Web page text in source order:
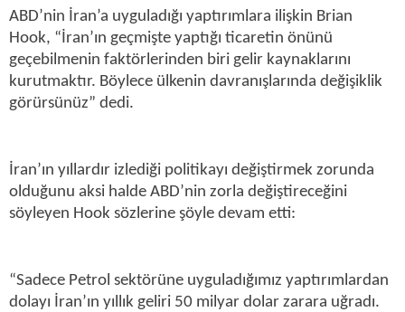
ABD’nin İran’a uyguladığı yaptırımlara ilişkin Brian
Hook, “İran’ın geçmişte yaptığı ticaretin önünü
geçebilmenin faktörlerinden biri gelir kaynaklarını
kurutmaktır. Böylece ülkenin davranışlarında değişiklik
görürsünüz” dedi.
İran’ın yıllardır izlediği politikayı değiştirmek zorunda
olduğunu aksi halde ABD’nin zorla değiştireceğini
söyleyen Hook sözlerine şöyle devam etti:
“Sadece Petrol sektörüne uyguladığımız yaptırımlardan
dolayı İran’ın yıllık geliri 50 milyar dolar zarara uğradı.